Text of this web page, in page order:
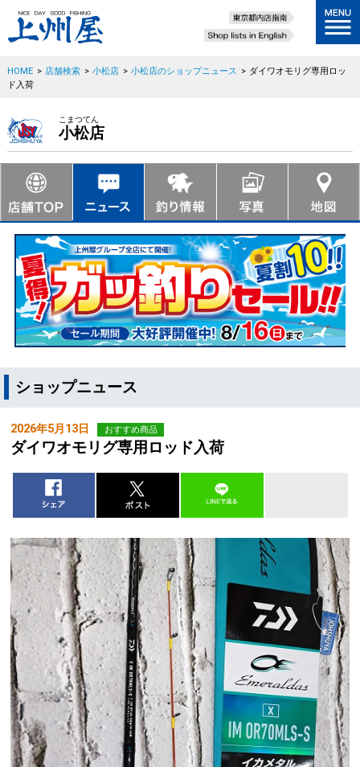
HOME > 店舗検索 > 小松店 > 小松店のショップニュース > ダイワオモリグ専用ロッ
ド入荷
こまつてん
小松店
ショップニュース
2026年5月13日 おすすめ商品
ダイワオモリグ専用ロッド入荷